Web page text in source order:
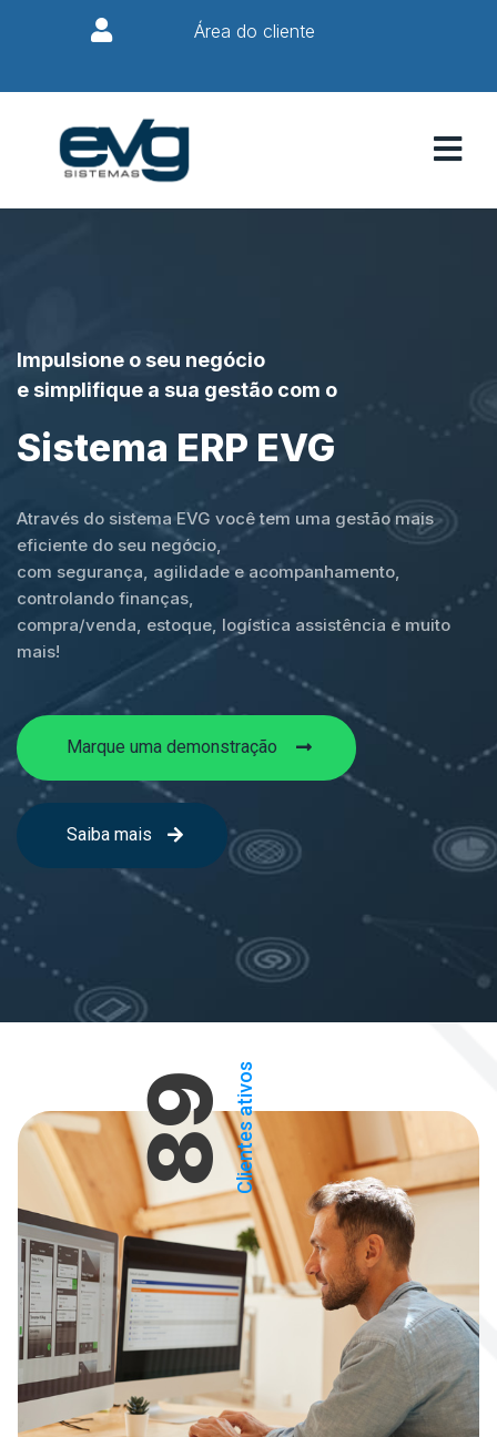
Área do cliente
Impulsione o seu negócio
e simplifique a sua gestão com o
Sistema ERP EVG
Através do sistema EVG você tem uma gestão mais
eficiente do seu negócio,
com segurança, agilidade e acompanhamento,
controlando finanças,
compra/venda, estoque, logística assistência e muito
mais!
Marque uma demonstração
Saiba mais
89Clientes ativos